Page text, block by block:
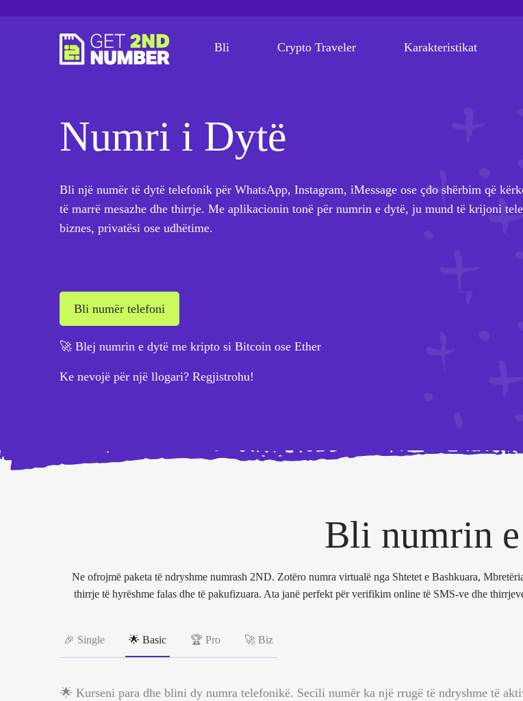
Bli Crypto Traveler Karakteristikat
Numri i Dytë
Bli një numër të dytë telefonik për WhatsApp, Instagram, iMessage ose çdo shërbim që
të marrë mesazhe dhe thirrje. Me aplikacionin tonë për numrin e dytë, ju mund të krijoni
biznes, privatësi ose udhëtime.
Bli numër telefoni
🚀 Blej numrin e dytë me kripto si Bitcoin ose Ether
Ke nevojë për një llogari? Regjistrohu!
Bli numrin
Ne ofrojmë paketa të ndryshme numrash 2ND. Zotëro numra virtualë nga Shtetet e Bashkuara,
thirrje të hyrëshme falas dhe të pakufizuara. Ata janë perfekt për verifikim online të SMS-ve dhe
🎉 Single 🌟 Basic 🏆 Pro 🚀 Biz
🌟 Kurseni para dhe blini dy numra telefonikë. Secili numër ka një rrugë të ndryshme të